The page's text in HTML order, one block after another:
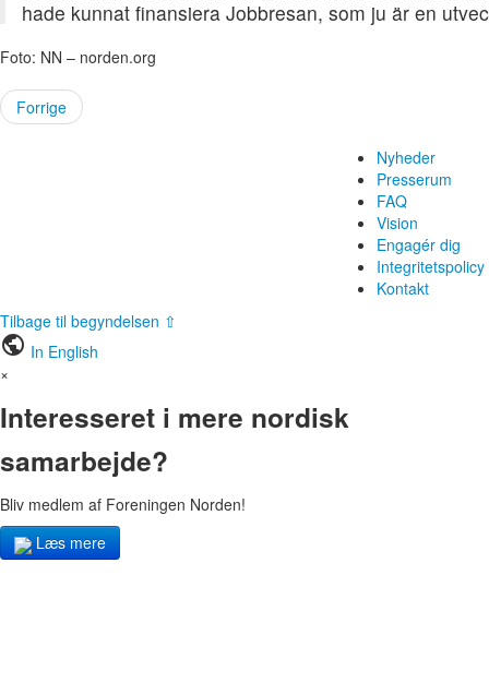
hade kunnat finansiera Jobbresan, som ju är en
Foto: NN – norden.org
Forrige
Nyheder
Presserum
FAQ
Vision
Engagér dig
Integritetspolicy
Kontakt
Tilbage til begyndelsen ⇧
public In English
×
Interesseret i mere nordisk
samarbejde?
Bliv medlem af Foreningen Norden!
Læs mere